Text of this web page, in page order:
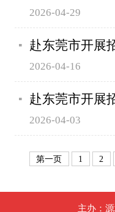
2026-04-29
赴东莞市开展
2026-04-16
赴东莞市开展
2026-04-03
第一页 1 2
主办：